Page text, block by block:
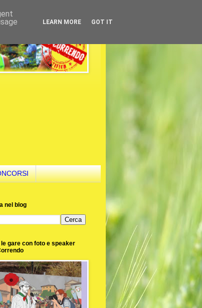
nel blog
le gare con foto e speaker
LEARN MORE GOT IT